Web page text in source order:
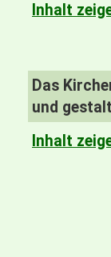
Inhalt
Das
und
Inhalt